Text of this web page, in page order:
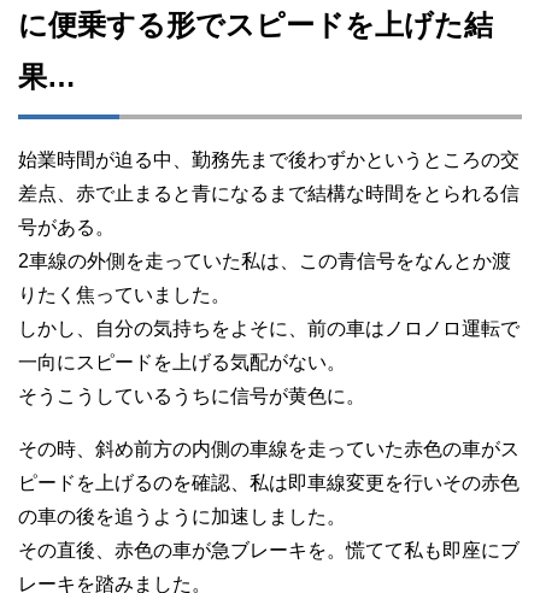
に便乗する形でスピードを上げた結
果…
始業時間が迫る中、勤務先まで後わずかというところの交
差点、赤で止まると青になるまで結構な時間をとられる信
号がある。
2車線の外側を走っていた私は、この青信号をなんとか渡
りたく焦っていました。
しかし、自分の気持ちをよそに、前の車はノロノロ運転で
一向にスピードを上げる気配がない。
そうこうしているうちに信号が黄色に。
その時、斜め前方の内側の車線を走っていた赤色の車がス
ピードを上げるのを確認、私は即車線変更を行いその赤色
の車の後を追うように加速しました。
その直後、赤色の車が急ブレーキを。慌てて私も即座にブ
レーキを踏みました。